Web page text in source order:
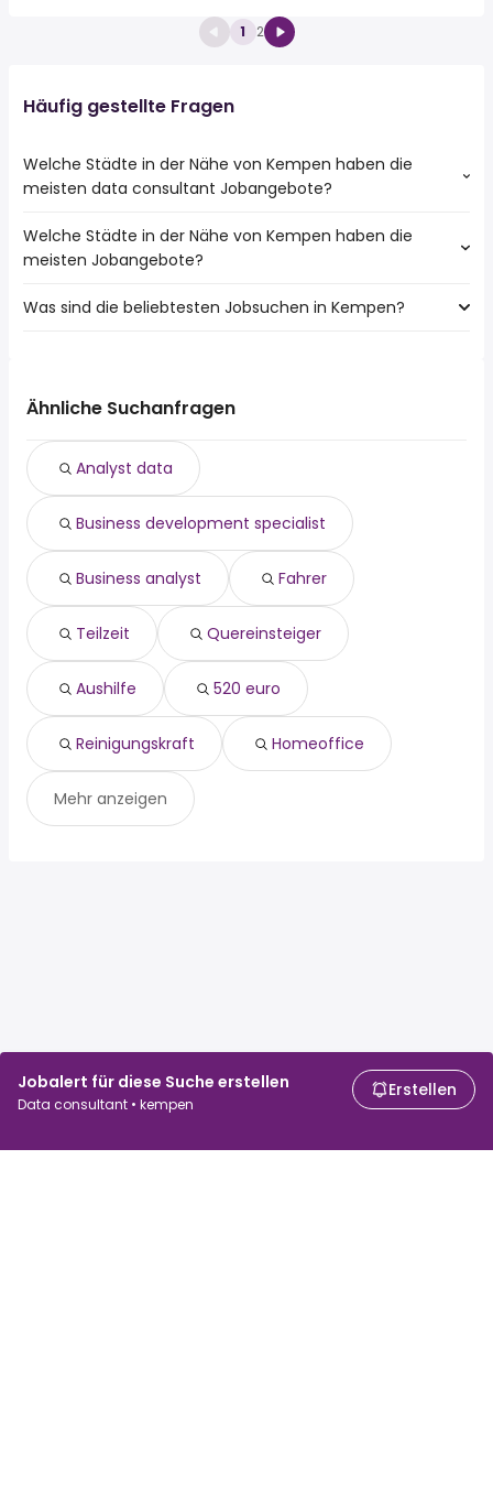
Jobalert für diese Suche erstellen
Data consultant • kempen
Erstellen
1 2
Häufig gestellte Fragen
Welche Städte in der Nähe von Kempen haben die
meisten data consultant Jobangebote?
Städte in der Nähe von Kempen mit den meisten data
consultant Jobs:
Krefeld
Welche Städte in der Nähe von Kempen haben die
meisten Jobangebote?
10 Städte in der Nähe von Kempen mit den meisten
Mönchengladbach
Moers
Ratingen
Viersen
Meerbusch
Willich
Was sind die beliebtesten Jobsuchen in Kempen?
teilzeit
520 euro
reinigungskraft
homeoffice
produktionshelfer
berufskraftfahrer
lager
Ähnliche Suchanfragen
Analyst data
Business development specialist
Business analyst Fahrer
Teilzeit Quereinsteiger
Aushilfe 520 euro
Reinigungskraft Homeoffice
Mehr anzeigen